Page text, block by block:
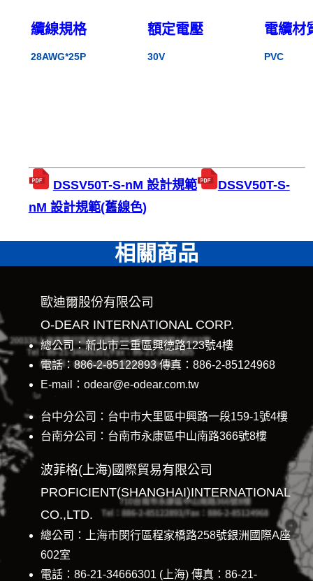
纜線規格 額定電壓 電纜材
28AWG*25P 30V PVC
DSSV50T-S-nM 設計規範
DSSV50T-S-
nM 設計規範(舊線色)
相關商品
歐迪爾股份有限公司
O-DEAR INTERNATIONAL CORP.
總公司：新北市三重區興德路123號4樓
電話：886-2-85122893 傳真：886-2-85124968
E-mail：odear@e-odear.com.tw
台中分公司：台中市大里區中興路一段159-1號4樓
台南分公司：台南市永康區中山南路366號8樓
波菲格(上海)國際貿易有限公司
PROFICIENT(SHANGHAI)INTERNATIONAL
CO.,LTD.
總公司：上海市閔行區程家橋路258號銀洲國際A座
602室
電話：86-21-34666301 (上海) 傳真：86-21-